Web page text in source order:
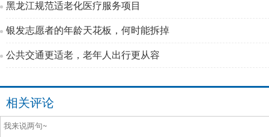
黑龙江规范适老化医疗服务项目
银发志愿者的年龄天花板，何时能拆掉
公共交通更适老，老年人出行更从容
相关评论